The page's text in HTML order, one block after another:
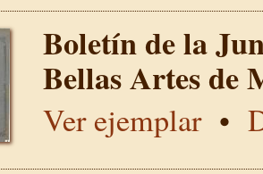
Boletín de la
Bellas Artes
Ver ejemplar•